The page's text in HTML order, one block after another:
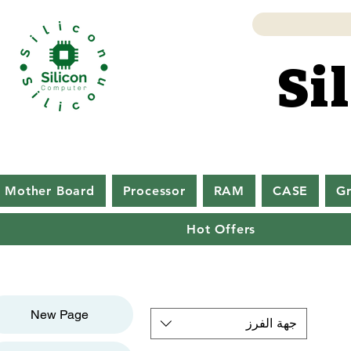
Mother Board Processor RAM CASE
Hot Offers
New Page
جهة الفرز